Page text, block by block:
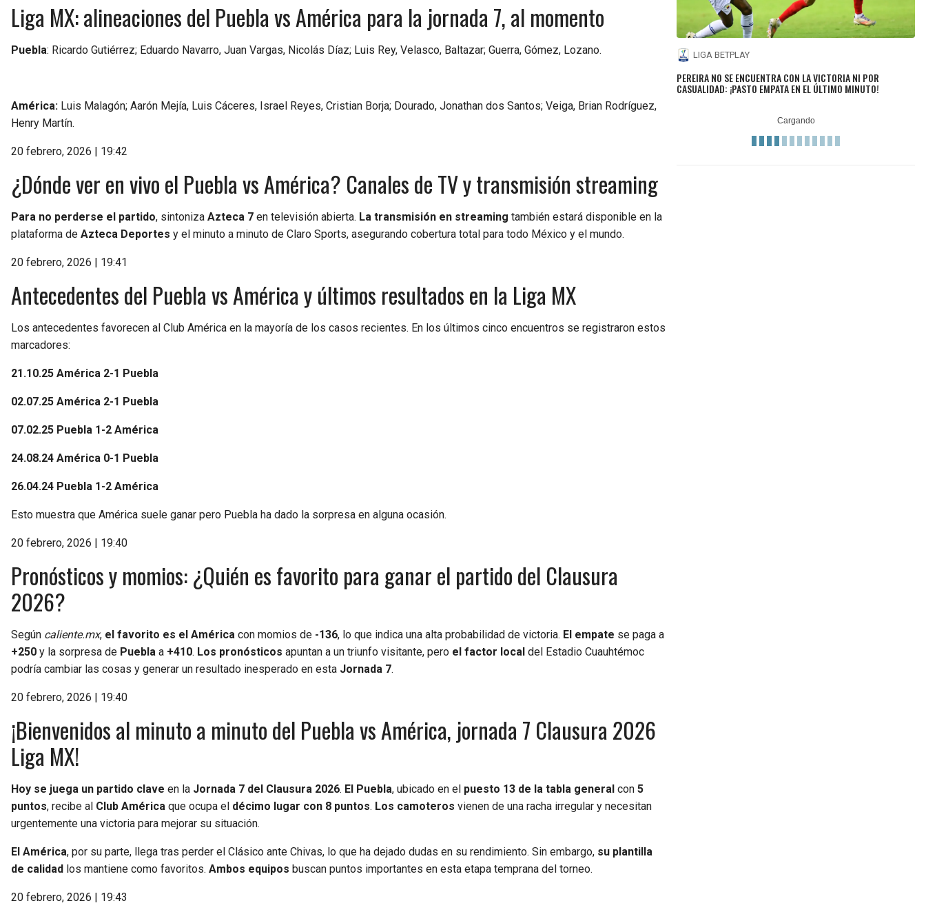
Liga MX: alineaciones del Puebla vs América para la jornada 7, al momento
Puebla: Ricardo Gutiérrez; Eduardo Navarro, Juan Vargas, Nicolás Díaz; Luis Rey, Velasco, Baltazar; Guerra, Gómez, Lozano.
América: Luis Malagón; Aarón Mejía, Luis Cáceres, Israel Reyes, Cristian Borja; Dourado, Jonathan dos Santos; Veiga, Brian Rodríguez,
Henry Martín.
20 febrero, 2026 | 19:42
¿Dónde ver en vivo el Puebla vs América? Canales de TV y transmisión streaming
Para no perderse el partido, sintoniza Azteca 7 en televisión abierta. La transmisión en streaming también estará disponible en la
plataforma de Azteca Deportes y el minuto a minuto de Claro Sports, asegurando cobertura total para todo México y el mundo.
20 febrero, 2026 | 19:41
Antecedentes del Puebla vs América y últimos resultados en la Liga MX
Los antecedentes favorecen al Club América en la mayoría de los casos recientes. En los últimos cinco encuentros se registraron estos
marcadores:
21.10.25 América 2-1 Puebla
02.07.25 América 2-1 Puebla
07.02.25 Puebla 1-2 América
24.08.24 América 0-1 Puebla
26.04.24 Puebla 1-2 América
Esto muestra que América suele ganar pero Puebla ha dado la sorpresa en alguna ocasión.
20 febrero, 2026 | 19:40
Pronósticos y momios: ¿Quién es favorito para ganar el partido del Clausura
2026?
Según caliente.mx, el favorito es el América con momios de -136, lo que indica una alta probabilidad de victoria. El empate se paga a
+250 y la sorpresa de Puebla a +410. Los pronósticos apuntan a un triunfo visitante, pero el factor local del Estadio Cuauhtémoc
podría cambiar las cosas y generar un resultado inesperado en esta Jornada 7.
20 febrero, 2026 | 19:40
¡Bienvenidos al minuto a minuto del Puebla vs América, jornada 7 Clausura 2026
Liga MX!
Hoy se juega un partido clave en la Jornada 7 del Clausura 2026. El Puebla, ubicado en el puesto 13 de la tabla general con 5
puntos, recibe al Club América que ocupa el décimo lugar con 8 puntos. Los camoteros vienen de una racha irregular y necesitan
urgentemente una victoria para mejorar su situación.
El América, por su parte, llega tras perder el Clásico ante Chivas, lo que ha dejado dudas en su rendimiento. Sin embargo, su plantilla
de calidad los mantiene como favoritos. Ambos equipos buscan puntos importantes en esta etapa temprana del torneo.
20 febrero, 2026 | 19:43
LIGA BETPLAY
PEREIRA NO SE ENCUENTRA CON LA VICTORIA NI POR
CASUALIDAD: ¡PASTO EMPATA EN EL ÚLTIMO MINUTO!